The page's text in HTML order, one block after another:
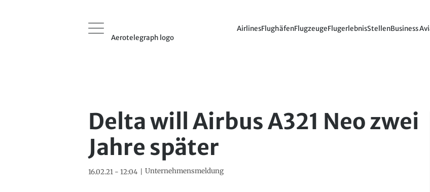
Aerotelegraph logo
AirlinesFlughäfenFlugzeugeFlugerlebnisStellenBusiness
Delta will Airbus A321 Neo zwei
Jahre später
16.02.21 - 12:04 Unternehmensmeldung